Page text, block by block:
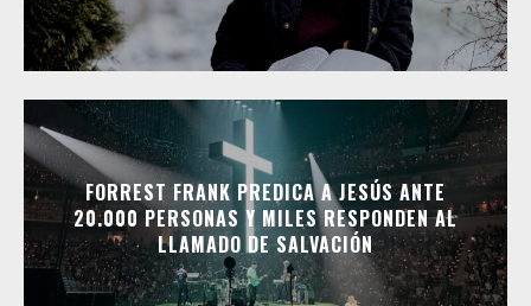
FORREST FRANK PREDICA A JESÚS ANTE
20.000 PERSONAS Y MILES RESPONDEN AL
LLAMADO DE SALVACIÓN